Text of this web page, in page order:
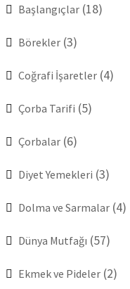
Başlangıçlar (18)
Börekler (3)
Coğrafi İşaretler (4)
Çorba Tarifi (5)
Çorbalar (6)
Diyet Yemekleri (3)
Dolma ve Sarmalar (4)
Dünya Mutfağı (57)
Ekmek ve Pideler (2)